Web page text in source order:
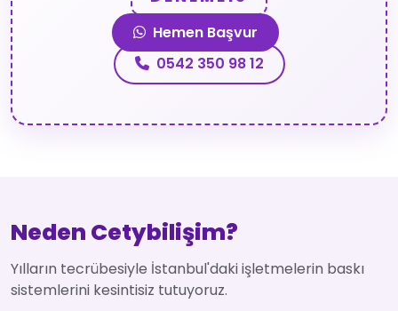
Hemen Başvur
0542 350 98 12
Neden Cetybilişim?
Yılların tecrübesiyle İstanbul'daki işletmelerin baskı
sistemlerini kesintisiz tutuyoruz.